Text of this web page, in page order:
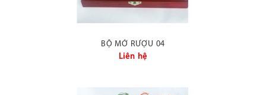
BỘ MỞ RƯỢU 04
Liên hệ